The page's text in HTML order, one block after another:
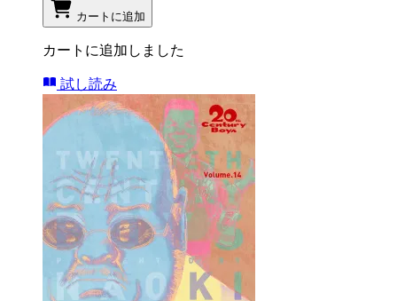
カートに追加
カートに追加しました
試し読み